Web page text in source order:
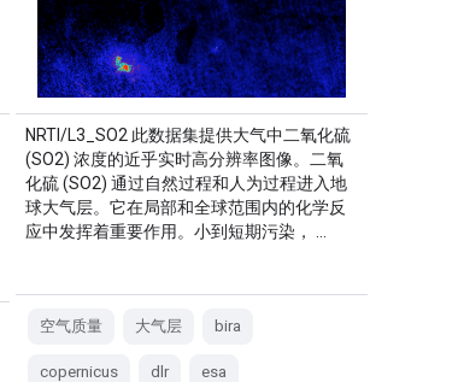
NRTI/L3_SO2 此数据集提供大气中二氧化硫
(SO2) 浓度的近乎实时高分辨率图像。二氧
化硫 (SO2) 通过自然过程和人为过程进入地
球大气层。它在局部和全球范围内的化学反
应中发挥着重要作用。小到短期污染， …
空气质量 大气层 bira
copernicus dlr esa